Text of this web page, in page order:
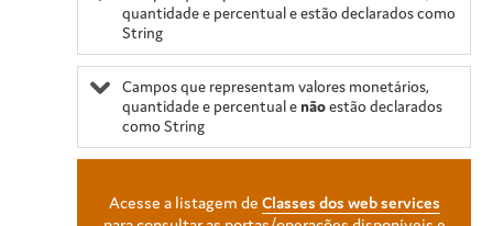
quantidade e percentual e estão declarados como
String
Campos que representam valores monetários,
quantidade e percentual e nãoestão declarados
como String
Acesse a listagem de Classes dos web services